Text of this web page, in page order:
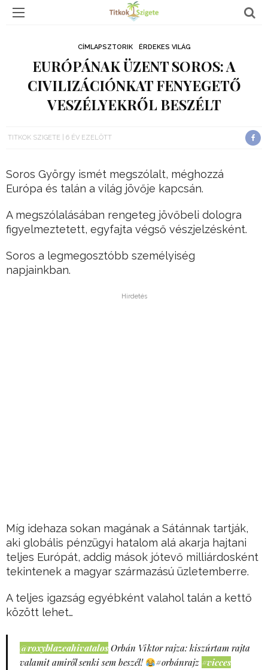
CÍMLAPSZTORIK ÉRDEKES VILÁG
EURÓPÁNAK ÜZENT SOROS: A
CIVILIZÁCIÓNKAT FENYEGETŐ
VESZÉLYEKRŐL BESZÉLT
TITKOK SZIGETE 6 ÉV EZELŐTT
Soros György ismét megszólalt, méghozzá
Európa és talán a világ jövője kapcsán.
A megszólalásában rengeteg jövőbeli dologra
figyelmeztetett, egyfajta végső vészjelzésként.
Soros a legmegosztóbb személyiség
napjainkban.
Hirdetés
Míg idehaza sokan magának a Sátánnak tartják,
aki globális pénzügyi hatalom alá akarja hajtani
teljes Európát, addig mások jótevő milliárdosként
tekintenek a magyar származású üzletemberre.
A teljes igazság egyébként valahol talán a kettő
között lehet…
@roxyblazeahivatalos Orbán Viktor rajza: kiszúrtam rajta
valamit amiről senki sem beszél!
#orbánrajz #vicces